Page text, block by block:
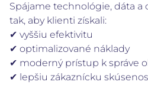
Spájame technológie, dáta
tak, aby klienti získali:
✔ vyššiu efektivitu
✔ optimalizované náklady
✔ moderný prístup k správe
✔ lepšiu zákaznícku